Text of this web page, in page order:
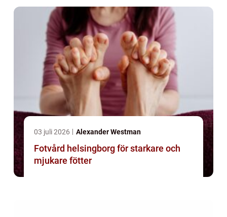
03 juli 2026 Alexander Westman
Fotvård helsingborg för starkare och
mjukare fötter